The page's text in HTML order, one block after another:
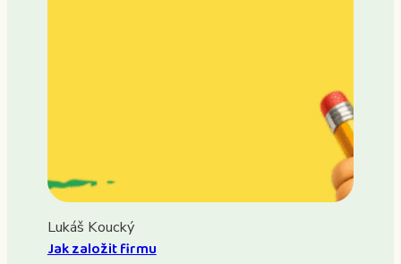
Lukáš Koucký
Jak založit firmu